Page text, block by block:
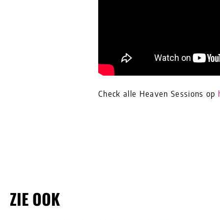
Check alle Heaven Sessions op
ZIE OOK